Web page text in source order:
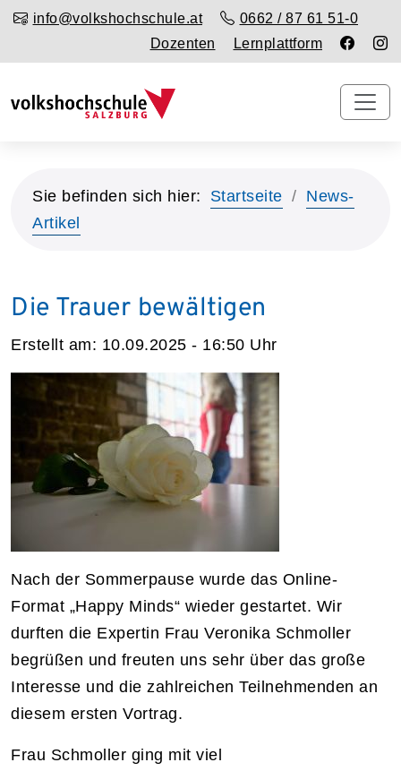
info@volkshochschule.at
0662 / 87 61 51-0
Dozenten
Lernplattform
Sie befinden sich hier: Startseite
News-
Artikel
Die Trauer bewältigen
Erstellt am: 10.09.2025 - 16:50 Uhr
Nach der Sommerpause wurde das Online-
Format „Happy Minds“ wieder gestartet. Wir
durften die Expertin Frau Veronika Schmoller
begrüßen und freuten uns sehr über das große
Interesse und die zahlreichen Teilnehmenden an
diesem ersten Vortrag.
Frau Schmoller ging mit viel